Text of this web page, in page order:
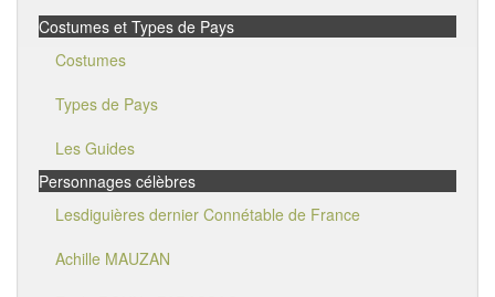
Costumes et Types de Pays
Costumes
Types de Pays
Les Guides
Personnages célèbres
Lesdiguières dernier Connétable de France
Achille MAUZAN